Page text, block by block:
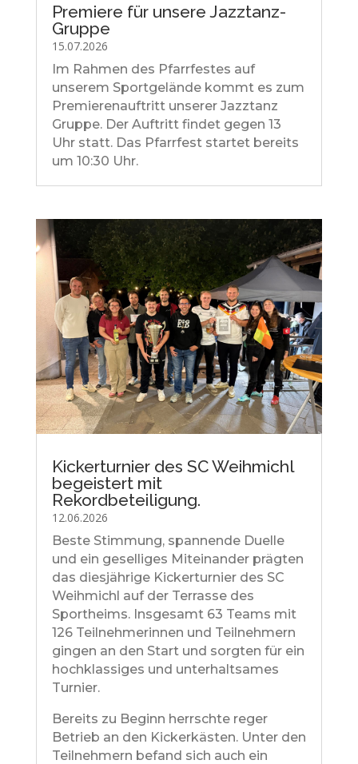
Premiere für unsere Jazztanz-
Gruppe
15.07.2026
Im Rahmen des Pfarrfestes auf
unserem Sportgelände kommt es zum
Premierenauftritt unserer Jazztanz
Gruppe. Der Auftritt findet gegen 13
Uhr statt. Das Pfarrfest startet bereits
um 10:30 Uhr.
Kickerturnier des SC Weihmichl
begeistert mit
Rekordbeteiligung.
12.06.2026
Beste Stimmung, spannende Duelle
und ein geselliges Miteinander prägten
das diesjährige Kickerturnier des SC
Weihmichl auf der Terrasse des
Sportheims. Insgesamt 63 Teams mit
126 Teilnehmerinnen und Teilnehmern
gingen an den Start und sorgten für ein
hochklassiges und unterhaltsames
Turnier.
Bereits zu Beginn herrschte reger
Betrieb an den Kickerkästen. Unter den
Teilnehmern befand sich auch ein